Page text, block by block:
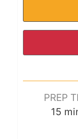
PREP
15